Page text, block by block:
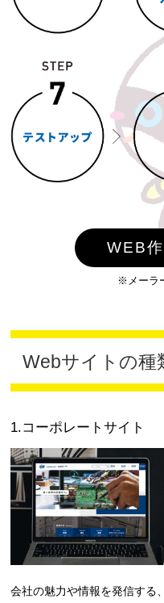
WEB
※メーラ
Webサイトの種
1.コーポレートサイト
会社の魅力や情報を発信する、